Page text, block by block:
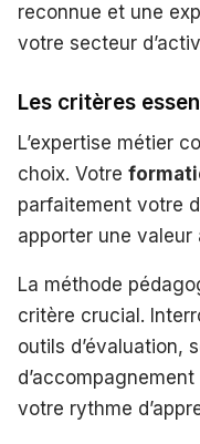
reconnue et une
votre secteur
Les critères
L’expertise métier
choix. Votre
parfaitement votre
apporter une valeur
La méthode
critère crucial.
outils d’évaluation,
votre rythme